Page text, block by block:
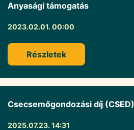
Anyasági támogatás
2023.02.01. 00:00
Részletek
Csecsemőgondozási díj (CSED)
2025.07.23. 14:31